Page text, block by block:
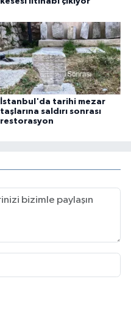
İstanbul'da tarihi mezar
taşlarına saldırı sonrası
restorasyon